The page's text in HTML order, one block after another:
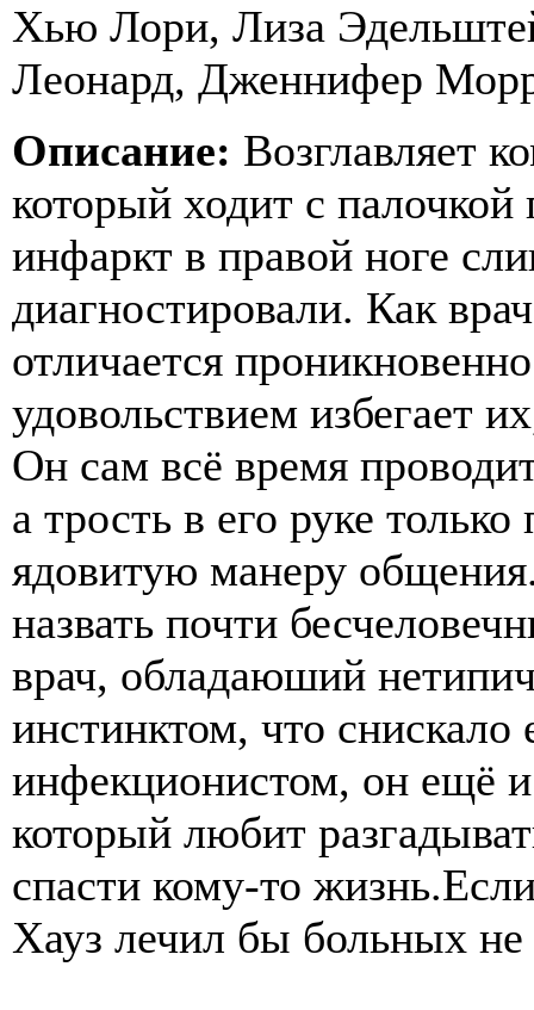
Хью Лори, Лиза
Леонард, Дженнифер
Описание: Возглавляет
который ходит с
инфаркт в правой ноге
диагностировали. Как
отличается
удовольствием избегает
Он сам всё время
а трость в его руке
ядовитую манеру
назвать почти
врач, обладаюший
инстинктом, что
инфекционистом, он ещё
который любит
спасти кому-то
Хауз лечил бы больных не